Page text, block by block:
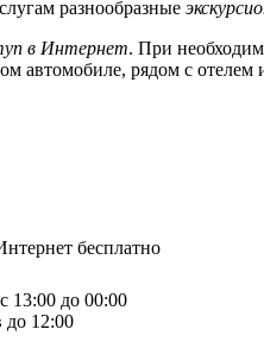
разнообразные
в Интернет. При
автомобиле, рядом с отелем
бесплатно
13:00 до 00:00
до 12:00